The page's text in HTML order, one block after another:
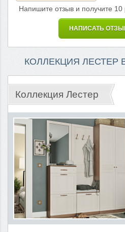
Напишите отзыв и получите
НАПИСАТЬ
КОЛЛЕКЦИЯ ЛЕСТЕР
Коллекция Лестер